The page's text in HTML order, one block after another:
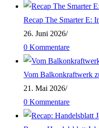
Recap The Smarter E:
26. Juni 2026/
0 Kommentare
Vom Balkonkraftwerk
21. Mai 2026/
0 Kommentare